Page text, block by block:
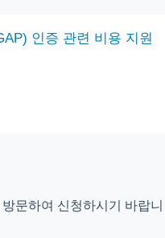
인증 관련 비용 지원
문하여 신청하시기 바랍니